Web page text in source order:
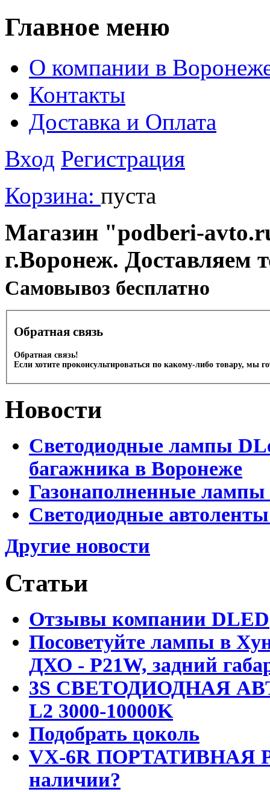
Главное меню
О компании в
Контакты
Доставка и Оплата
Вход Регистрация
Корзина: пуста
Магазин "podberi-
г.Воронеж. Доставляем
Cамовывоз бесплатно
Обратная связь
Обратная связь!
Если хотите проконсультироваться по какому-либо товару, мы
Новости
Светодиодные лампы
багажника в Воронеже
Газонаполненные
Светодиодные
Другие новости
Статьи
Отзывы компании DLED
Посоветуйте лампы в
ДХО - P21W, задний
3S СВЕТОДИОДНАЯ
L2 3000-10000K
Подобрать цоколь
VX-6R ПОРТАТИВНАЯ
наличии?